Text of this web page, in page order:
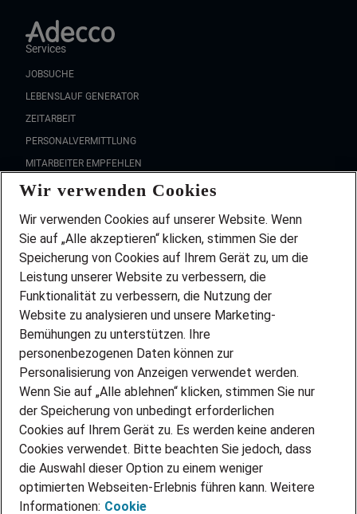
Services
JOBSUCHE
LEBENSLAUF GENERATOR
ZEITARBEIT
PERSONALVERMITTLUNG
MITARBEITER EMPFEHLEN
FAQ
Wir stellen ein!
DEINE BERUFSGRUPPE
DEINE LEBENSSITUATION
PARTNERSHIP WITH AIRBUS
INITIATIV BEWERBEN
ÜBER UNS
STANDORTE
BLOG
PRESSE
KONTAKT
@Adecco 2026
Wir verwenden Cookies
Wir verwenden Cookies auf unserer Website. Wenn
Sie auf „Alle akzeptieren“ klicken, stimmen Sie der
Speicherung von Cookies auf Ihrem Gerät zu, um die
Leistung unserer Website zu verbessern, die
Funktionalität zu verbessern, die Nutzung der
Website zu analysieren und unsere Marketing-
Bemühungen zu unterstützen. Ihre
personenbezogenen Daten können zur
Personalisierung von Anzeigen verwendet werden.
Wenn Sie auf „Alle ablehnen“ klicken, stimmen Sie nur
der Speicherung von unbedingt erforderlichen
Cookies auf Ihrem Gerät zu. Es werden keine anderen
Cookies verwendet. Bitte beachten Sie jedoch, dass
die Auswahl dieser Option zu einem weniger
optimierten Webseiten-Erlebnis führen kann. Weitere
Informationen: Cookie